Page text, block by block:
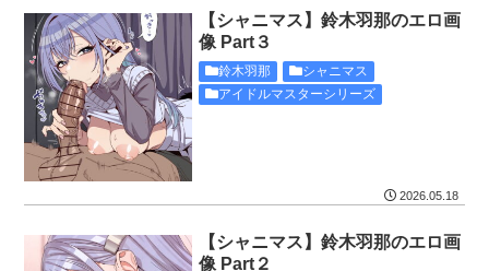
【シャニマス】鈴木羽那のエロ画
像 Part３
鈴木羽那
シャニマス
アイドルマスターシリーズ
2026.05.18
【シャニマス】鈴木羽那のエロ画
像 Part２